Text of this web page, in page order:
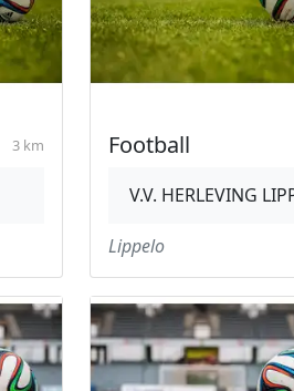
3 km Football
V.V. HERLEVING
Lippelo